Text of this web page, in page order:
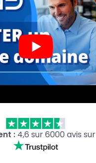
:4,6 sur 6000 avis sur